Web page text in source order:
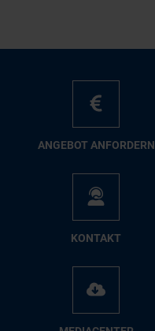
AN­GE­BOT AN­FOR­DERN
KON­TAKT